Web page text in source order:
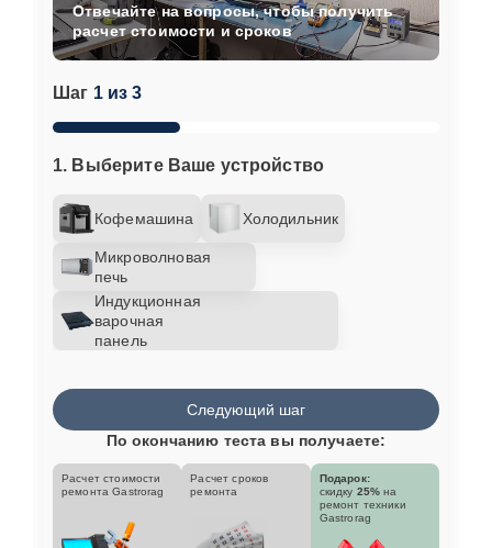
Шаг 1 из 3
1. Выберите Ваше устройство
Кофемашина Холодильник
Микроволновая
печь
Индукционная
варочная
панель
Отвечайте на вопросы, чтобы получить
расчет стоимости и сроков
Следующий шаг
По окончанию теста вы получаете:
Расчет стоимости
ремонта Gastrorag
Расчет сроков
ремонта
Подарок:
скидку 25% на
ремонт техники
Gastrorag